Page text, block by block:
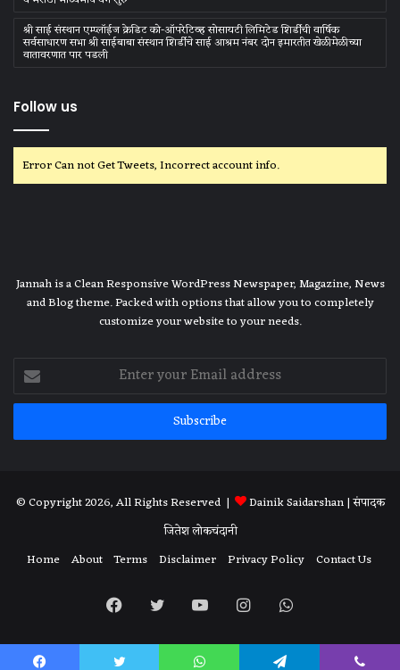
श्री साई संस्थान एम्प्लॉईज क्रेडिट को-ऑपरेटिव्ह सोसायटी लिमिटेड शिर्डीची वार्षिक
सर्वसाधारण सभा श्री साईबाबा संस्थान शिर्डीचे साई आश्रम नंबर दोन इमारतीत खेळीमेळीच्या
वातावरणात पार पडली
Follow us
Error Can not Get Tweets, Incorrect account info.
Jannah is a Clean Responsive WordPress Newspaper, Magazine, News
and Blog theme. Packed with options that allow you to completely
customize your website to your needs.
Enter
your
Email
© Copyright 2026, All Rights Reserved | Dainik Saidarshan| संपादक
जितेश लोकचंदानी
Home About Terms Disclaimer Privacy Policy Contact Us
FacebookTwitterYouTubeInstagramWhatsApp